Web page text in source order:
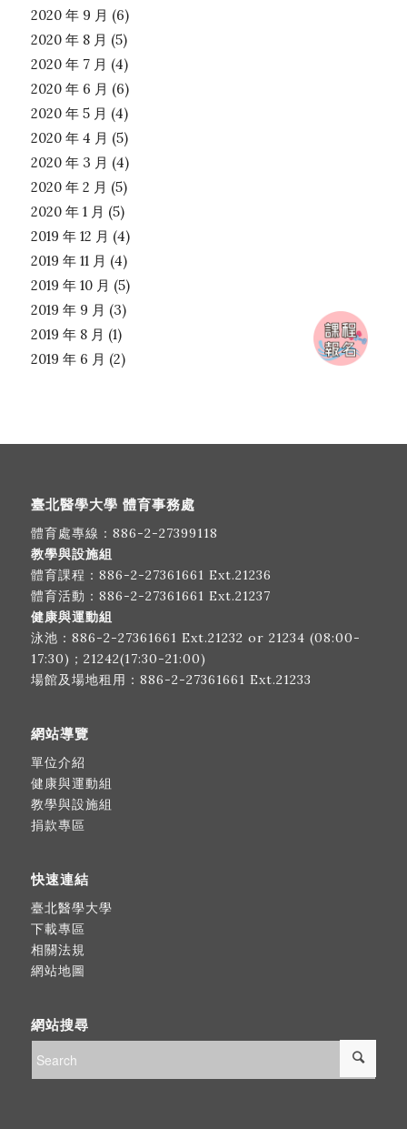
2020 年 9 月 (6)
2020 年 8 月 (5)
2020 年 7 月 (4)
2020 年 6 月 (6)
2020 年 5 月 (4)
2020 年 4 月 (5)
2020 年 3 月 (4)
2020 年 2 月 (5)
2020 年 1 月 (5)
2019 年 12 月 (4)
2019 年 11 月 (4)
2019 年 10 月 (5)
2019 年 9 月 (3)
2019 年 8 月 (1)
2019 年 6 月 (2)
臺北醫學大學 體育事務處
體育處專線： 886-2-27399118
教學與設施組
體育課程： 886-2-27361661 Ext.21236
體育活動： 886-2-27361661 Ext.21237
健康與運動組
泳池： 886-2-27361661 Ext.21232 or 21234 (08:00-
17:30)；21242(17:30-21:00)
場館及場地租用： 886-2-27361661 Ext.21233
網站導覽
單位介紹
健康與運動組
教學與設施組
捐款專區
快速連結
臺北醫學大學
下載專區
相關法規
網站地圖
網站搜尋